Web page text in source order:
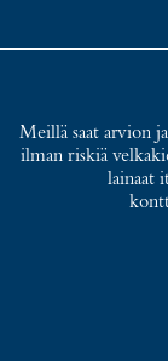
Meillä saat arvion
ilman riskiä
lainaat